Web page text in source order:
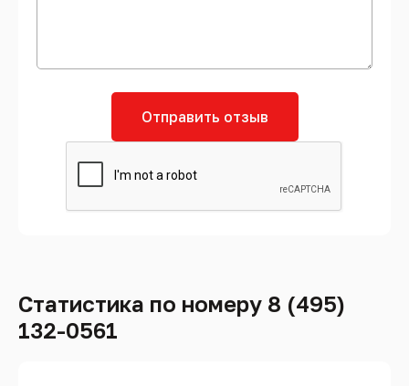
Отправить отзыв
Статистика по номеру 8 (495)
132-0561